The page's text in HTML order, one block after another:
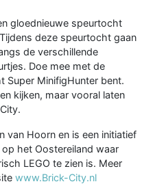
gloednieuwe speurtocht
deze speurtocht gaan
de verschillende
Doe mee met de
Super MinifigHunter bent.
kijken, maar vooral laten
van Hoorn en is een initiatief
het Oostereiland waar
LEGO te zien is. Meer
www.Brick-City.nl